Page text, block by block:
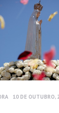
10 DE OUTUBRO,